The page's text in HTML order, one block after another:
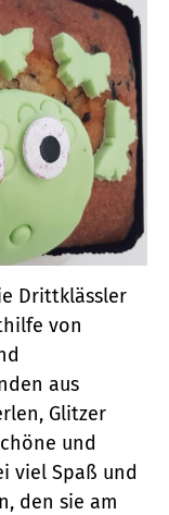
Drittklässler
von
aus
Glitzer
und
viel Spaß und
den sie am